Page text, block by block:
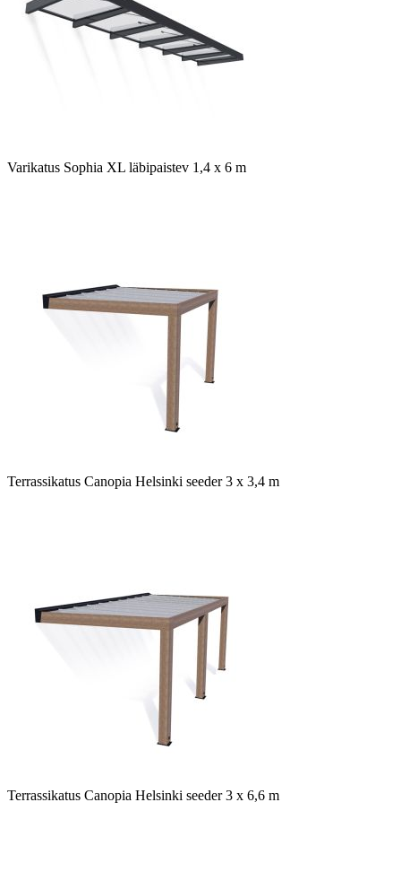
Varikatus Sophia XL läbipaistev 1,4 x 6 m
Terrassikatus Canopia Helsinki seeder 3 x 3,4 m
Terrassikatus Canopia Helsinki seeder 3 x 6,6 m